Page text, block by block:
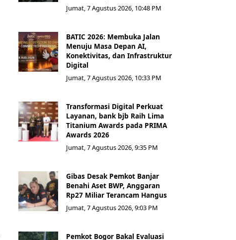
Jumat, 7 Agustus 2026, 10:48 PM
BATIC 2026: Membuka Jalan
Menuju Masa Depan AI,
Konektivitas, dan Infrastruktur
Digital
Jumat, 7 Agustus 2026, 10:33 PM
Transformasi Digital Perkuat
Layanan, bank bjb Raih Lima
Titanium Awards pada PRIMA
Awards 2026
Jumat, 7 Agustus 2026, 9:35 PM
Gibas Desak Pemkot Banjar
Benahi Aset BWP, Anggaran
Rp27 Miliar Terancam Hangus
Jumat, 7 Agustus 2026, 9:03 PM
Pemkot Bogor Bakal Evaluasi